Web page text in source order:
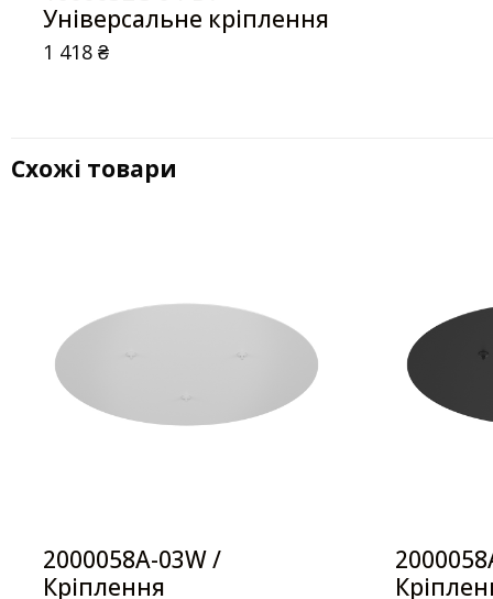
Універсальне кріплення
1 418₴
Схожі товари
2000058A-03W /
Кріплення